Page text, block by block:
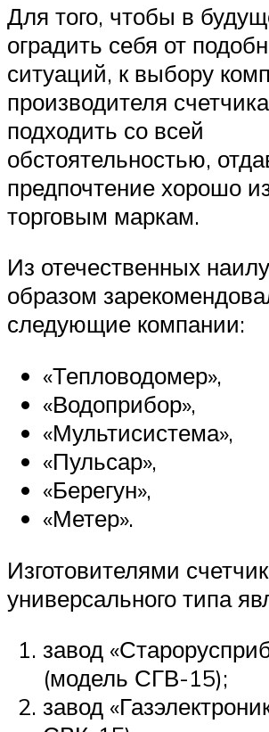
Для того, чтобы в
оградить себя от
ситуаций, к выбору
производителя
подходить со всей
обстоятельностью,
предпочтение хорошо
торговым маркам.
Из отечественных
образом
следующие компании:
«Тепловодомер»,
«Водоприбор»,
«Мультисистема»,
«Пульсар»,
«Берегун»,
«Метер».
Изготовителями
универсального типа
завод
(модель СГВ-15);
завод